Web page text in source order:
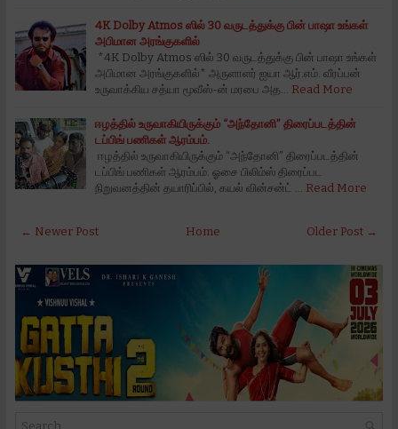
4K Dolby Atmos ஸில் 30 வருடத்துக்கு பின் பாஷா உங்கள்
அபிமான அரங்குகளில்
*4K Dolby Atmos ஸில் 30 வருடத்துக்கு பின் பாஷா உங்கள்
அபிமான அரங்குகளில்* அருளாளர் ஐயா ஆர்.எம். வீரப்பன்
உருவாக்கிய சத்யா மூவீஸ்-ன் மரபை அத…
Read More
ஈழத்தில் உருவாகியிருக்கும் “அந்தோனி” திரைப்படத்தின்
டப்பிங் பணிகள் ஆரம்பம்.
ஈழத்தில் உருவாகியிருக்கும் “அந்தோனி” திரைப்படத்தின்
டப்பிங் பணிகள் ஆரம்பம். ஓசை பிலிம்ஸ் திரைப்பட
நிறுவனத்தின் தயாரிப்பில், கயல் வின்சன்ட் …
Read More
← Newer Post Older Post →
Home